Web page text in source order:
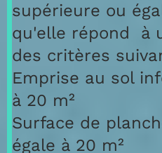
supérieure ou
qu'elle répond à
des critères
Emprise au sol
à 20 m²
Surface de
égale à 20 m²